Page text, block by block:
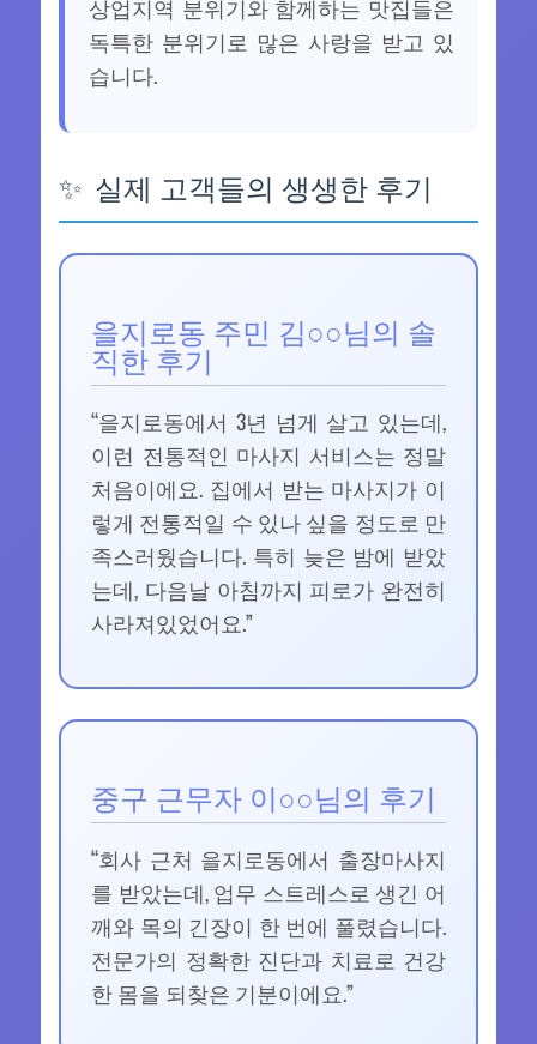
상업지역 분위기와 함께하는 맛집들은
독특한 분위기로 많은 사랑을 받고 있
습니다.
실제 고객들의 생생한 후기
을지로동 주민 김○○님의 솔
직한 후기
“을지로동에서 3년 넘게 살고 있는데,
이런 전통적인 마사지 서비스는 정말
처음이에요. 집에서 받는 마사지가 이
렇게 전통적일 수 있나 싶을 정도로 만
족스러웠습니다. 특히 늦은 밤에 받았
는데, 다음날 아침까지 피로가 완전히
사라져있었어요.”
중구 근무자 이○○님의 후기
“회사 근처 을지로동에서 출장마사지
를 받았는데, 업무 스트레스로 생긴 어
깨와 목의 긴장이 한 번에 풀렸습니다.
전문가의 정확한 진단과 치료로 건강
한 몸을 되찾은 기분이에요.”